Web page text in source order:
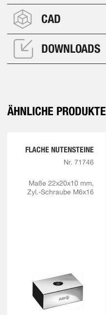
CAD
DOWNLOADS
ÄHNLICHE PRODUKTE
FLACHE NUTENSTEINE
Nr. 71746
Maße 22x20x10 mm,
Zyl.-Schraube M6x16